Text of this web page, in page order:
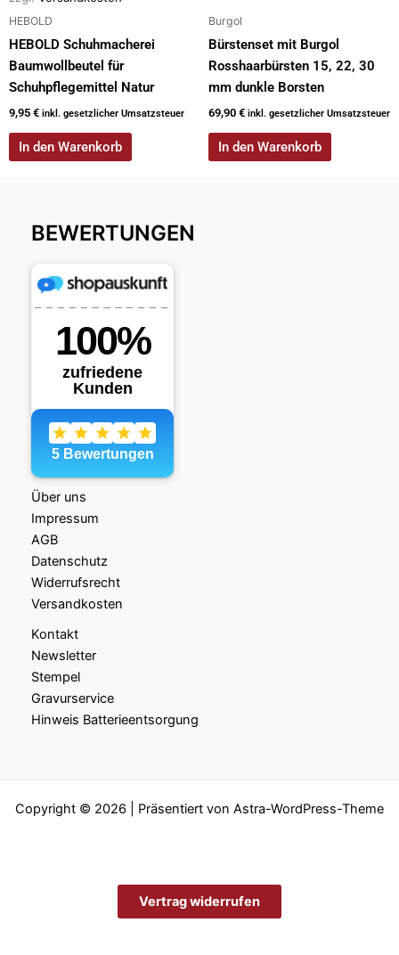
HEBOLD
HEBOLD Schuhmacherei
Baumwollbeutel für
Schuhpflegemittel Natur
9,95 € inkl. gesetzlicher Umsatzsteuer
In den Warenkorb
Burgol
Bürstenset mit Burgol
Rosshaarbürsten 15, 22, 30
mm dunkle Borsten
69,90 € inkl. gesetzlicher Umsatzsteuer
In den Warenkorb
BEWERTUNGEN
Über uns
Impressum
AGB
Datenschutz
Widerrufsrecht
Versandkosten
Kontakt
Newsletter
Stempel
Gravurservice
Hinweis Batterieentsorgung
Copyright © 2026 | Präsentiert von Astra-WordPress-Theme
Vertrag widerrufen